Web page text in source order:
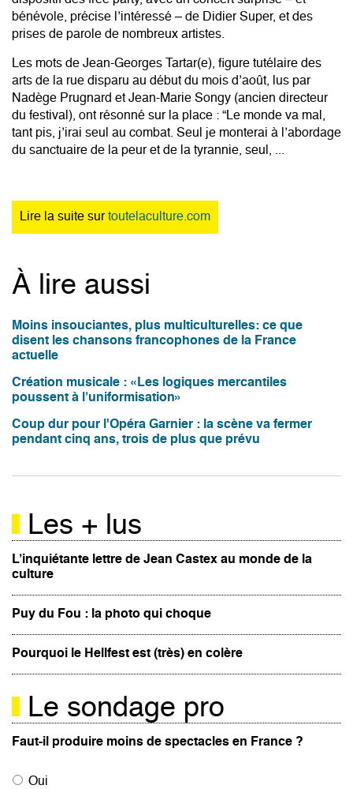
bénévole, précise l’intéressé – de Didier Super, et des
prises de parole de nombreux artistes.
Les mots de Jean-Georges Tartar(e), figure tutélaire des
arts de la rue disparu au début du mois d’août, lus par
Nadège Prugnard et Jean-Marie Songy (ancien directeur
du festival), ont résonné sur la place : “Le monde va mal,
tant pis, j’irai seul au combat. Seul je monterai à l’abordage
du sanctuaire de la peur et de la tyrannie, seul, ...
Lire la suite surtoutelaculture.com
À lire aussi
Moins insouciantes, plus multiculturelles: ce que
disent les chansons francophones de la France
actuelle
Création musicale : «Les logiques mercantiles
poussent à l’uniformisation»
Coup dur pour l'Opéra Garnier : la scène va fermer
pendant cinq ans, trois de plus que prévu
Les + lus
L’inquiétante lettre de Jean Castex au monde de la
culture
Puy du Fou : la photo qui choque
Pourquoi le Hellfest est (très) en colère
Le sondage pro
Faut-il produire moins de spectacles en France ?
Oui